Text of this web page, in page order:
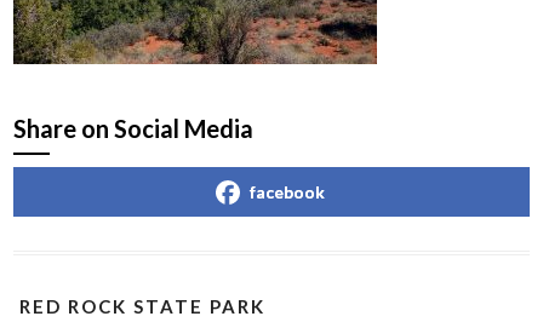
Share on Social Media
facebook
RED ROCK STATE PARK